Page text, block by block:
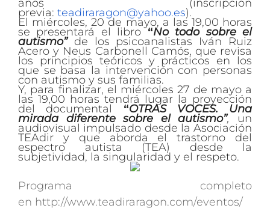
años (inscripción
previa: teadiraragon@yahoo.es).
El miércoles, 20 de mayo, a las 19,00 horas
se presentará el libro“No todo sobre el
autismo” de los psicoanalistas Iván Ruiz
Acero y Neus Carbonell Camós, que revisa
los principios teóricos y prácticos en los
que se basa la intervención con personas
con autismo y sus familias.
Y, para finalizar, el miércoles 27 de mayo a
las 19,00 horas tendrá lugar la proyección
del documental “OTRAS VOCES. Una
mirada diferente sobre el autismo”, un
audiovisual impulsado desde la Asociación
TEAdir y que aborda el trastorno del
espectro autista (TEA) desde la
subjetividad, la singularidad y el respeto.
Programa completo
en http://www.teadiraragon.com/eventos/